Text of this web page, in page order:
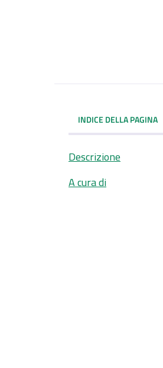
INDICE DELLA PAGINA
Descrizione
A cura di